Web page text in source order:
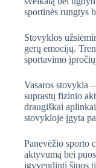
sportinės rungtys
Stovyklos
gerų emocijų.
sportavimo
Vasaros stovykla
suprastų fizinio
draugiškai
stovykloje įgyta
Panevėžio sporto
aktyvumą bei
įgyvendinti šiuos